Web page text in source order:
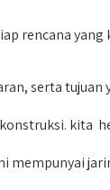
rencana yang
serta
kita
mempunyai